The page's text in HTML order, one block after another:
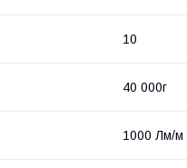
10
40 000г
1000 Лм/м